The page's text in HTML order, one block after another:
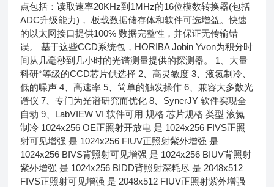
点包括：读取速率20KHz到1MHz的16位模数转换器(包括
ADC升级能力)， 板载数据储存体和软件可选增益。快速
的以太网接口提供100% 数据完整性，并保证无传输错
误。 基于这些CCD系统包，HORIBA Jobin Yvon为积分时
间从几毫秒到几小时的光谱测量提供的探测器。 1、大量
科研*等级的CCD芯片供选择 2、高灵敏度 3、液氮制冷、
低的噪声 4、高速率 5、简单的触发操作 6、兼容大多数光
谱仪 7、专门为光谱研究而优化 8、SynerJY 软件实现全
自动 9、LabVIEW VI 软件可用 规格 芯片规格 类型 液氮
制冷 1024x256 OE正照射开放电 是 1024x256 FIVS正照
射可见增强 是 1024x256 FIUV正照射紫外增强 是
1024x256 BIVS背照射可见增强 是 1024x256 BIUV背照射
紫外增强 是 1024x256 BIDD背照射深耗尽 是 2048x512
FIVS正照射可见增强 是 2048x512 FIUV正照射紫外增强